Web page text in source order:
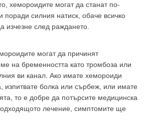
хемороидите могат да станат по-
поради силния натиск, обаче всичко
изчезне след раждането.
могат да причинят
на бременността като тромбоза или
ви канал. Ако имате хемороиди
изпитвате болка или сърбеж, или имате
то е добре да потърсите медицинска
лечение, симптомите ще